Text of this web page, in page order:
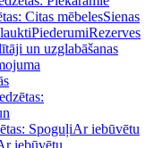
Citas mēbelesSienas
PiederumiRezerves
un uzglabāšanas
SpoguļiAr iebūvētu
iebūvētu